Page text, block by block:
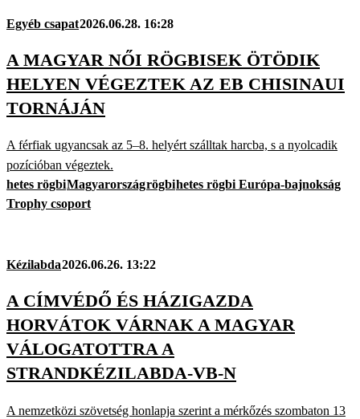
Egyéb csapat2026.06.28. 16:28
A MAGYAR NŐI RÖGBISEK ÖTÖDIK
HELYEN VÉGEZTEK AZ EB CHISINAUI
TORNÁJÁN
A férfiak ugyancsak az 5–8. helyért szálltak harcba, s a nyolcadik
pozícióban végeztek.
hetes rögbiMagyarországrögbihetes rögbi Európa-bajnokság
Trophy csoport
Kézilabda2026.06.26. 13:22
A CÍMVÉDŐ ÉS HÁZIGAZDA
HORVÁTOK VÁRNAK A MAGYAR
VÁLOGATOTTRA A
STRANDKÉZILABDA-VB-N
A nemzetközi szövetség honlapja szerint a mérkőzés szombaton 13